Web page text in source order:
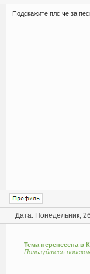
Подскажите плс че за
Дата: Понедельник,
Тема перенесена в
Пользуйтесь